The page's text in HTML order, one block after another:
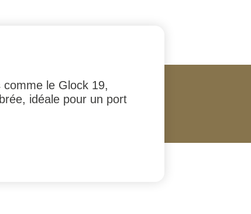
le Glock 19,
idéale pour un port